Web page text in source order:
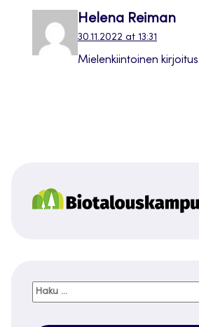
Helena Reiman
30.11.2022 at 13:31
Mielenkiintoinen
Haku: